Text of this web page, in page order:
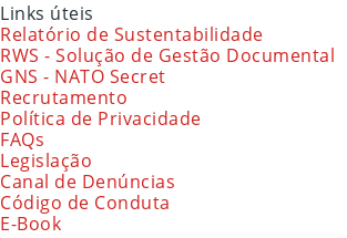
Links úteis
Relatório de Sustentabilidade
RWS - Solução de Gestão Documental
GNS - NATO Secret
Recrutamento
Política de Privacidade
FAQs
Legislação
Canal de Denúncias
Código de Conduta
E-Book